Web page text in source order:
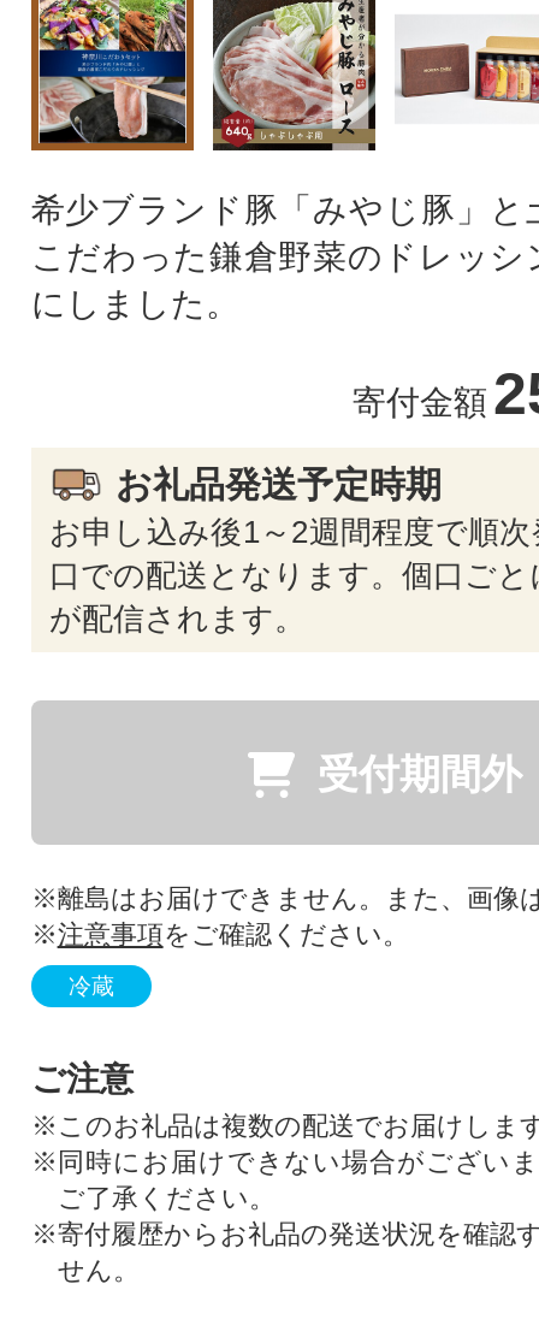
希少ブランド豚「みやじ豚」と
こだわった鎌倉野菜のドレッ
にしました。
寄付金額
お礼品発送予定時期
お申し込み後1～2週間程度で順
口での配送となります。個口ご
が配信されます。
受付期間外
※離島はお届けできません。また、画像
※注意事項をご確認ください。
冷蔵
ご注意
※このお礼品は複数の配送でお届けしま
※同時にお届けできない場合がござい
ご了承ください。
※寄付履歴からお礼品の発送状況を確認
せん。